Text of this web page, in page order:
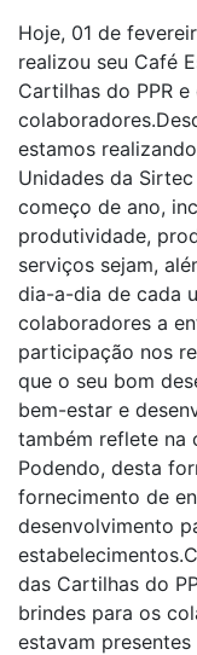
Hoje, 01 de
realizou seu Café
Cartilhas do PPR
estamos
Unidades da
começo de ano,
produtividade,
serviços sejam,
dia-a-dia de cada
colaboradores a
participação nos
que o seu bom
bem-estar e
também reflete na
Podendo, desta
fornecimento de
desenvolvimento
das Cartilhas do
brindes para os
estavam